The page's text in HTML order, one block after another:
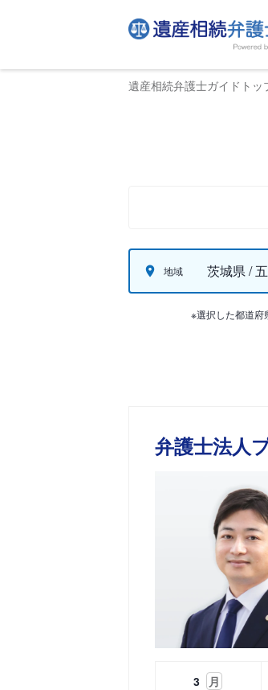
遺産相続弁護士ガイドトッ
地域 茨城県 /
※選択した都道府
弁護士法人
3 月